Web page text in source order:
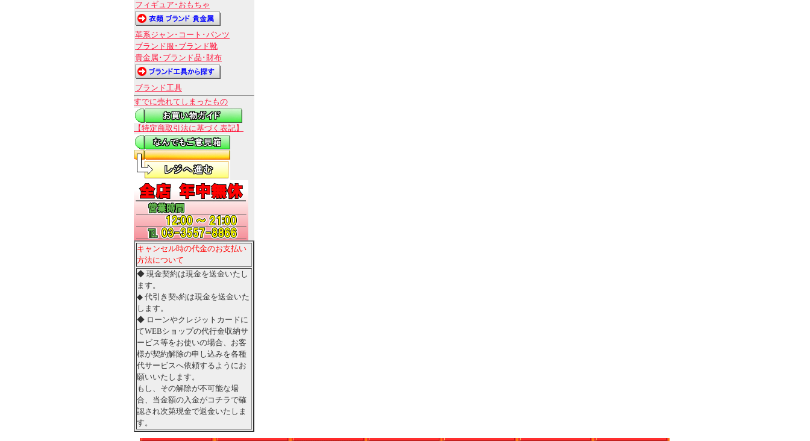
フィギュア･おもちゃ
革系ジャン･コート･パンツ
ブランド服･ブランド靴
貴金属･ブランド品･財布
ブランド工具
すでに売れてしまったもの
【特定商取引法に基づく表記】
キャンセル時の代金のお支払い
方法について
◆ 現金契約は現金を送金いたし
ます。
◆ 代引き契s約は現金を送金いた
します。
◆ ローンやクレジットカードに
てWEBショップの代行金収納サ
ービス等をお使いの場合、お客
様が契約解除の申し込みを各種
代サービスへ依頼するようにお
願いいたします。
もし、その解除が不可能な場
合、当金額の入金がコチラで確
認され次第現金で返金いたしま
す。